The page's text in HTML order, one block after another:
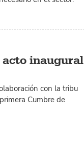
acto inaugural
con la tribu
Cumbre de